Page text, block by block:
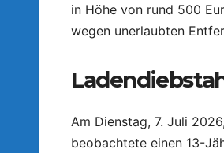
in Höhe von rund 500
wegen unerlaubten
Am Dienstag, 7. Juli
beobachtete einen 13-